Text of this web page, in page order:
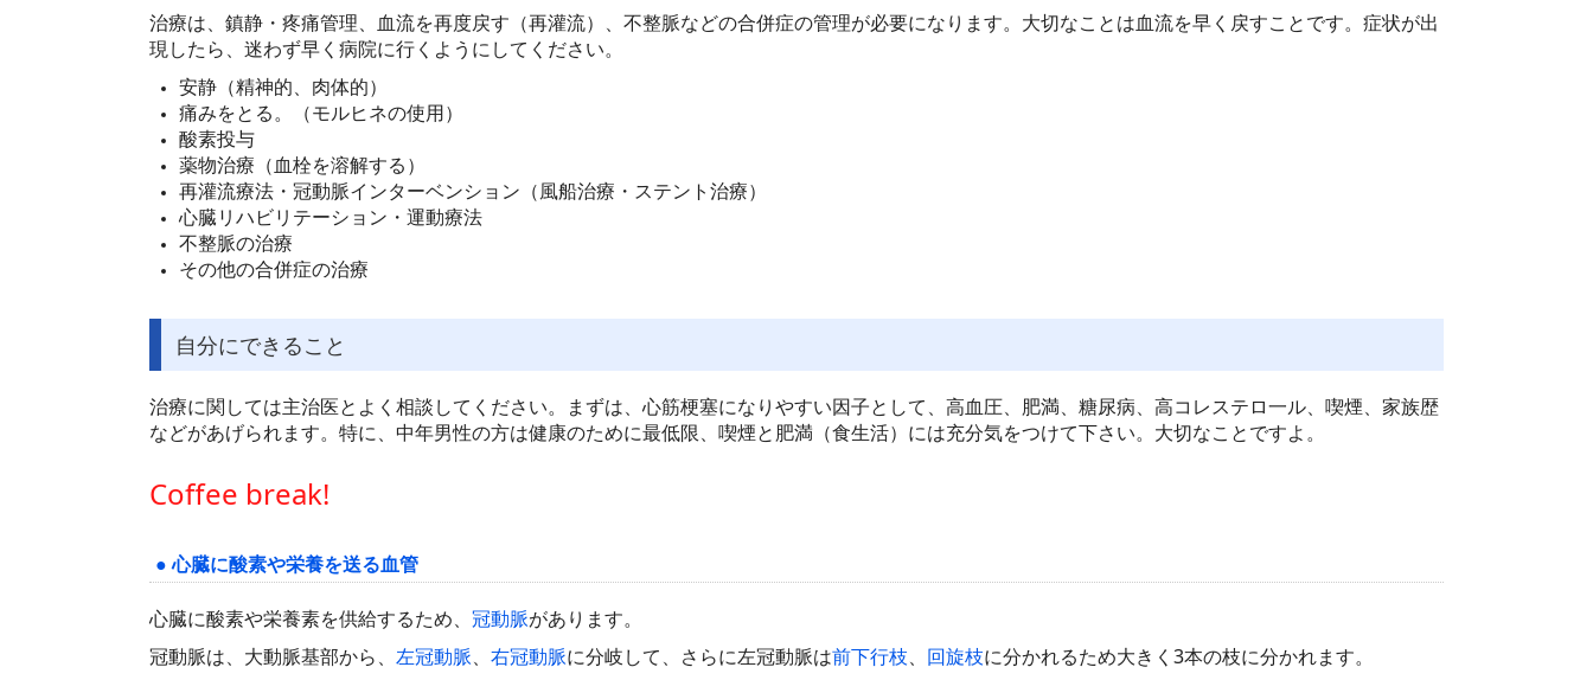
治療は、鎮静・疼痛管理、血流を再度戻す（再灌流）、不整脈などの合併症の管理が必要になります。大切なことは血流を早く戻すことです。症状が出
現したら、迷わず早く病院に行くようにしてください。
安静（精神的、肉体的）
痛みをとる。（モルヒネの使用）
酸素投与
薬物治療（血栓を溶解する）
再灌流療法・冠動脈インターベンション（風船治療・ステント治療）
心臓リハビリテーション・運動療法
不整脈の治療
その他の合併症の治療
自分にできること
治療に関しては主治医とよく相談してください。まずは、心筋梗塞になりやすい因子として、高血圧、肥満、糖尿病、高コレステロ一ル、喫煙、家族歴
などがあげられます。特に、中年男性の方は健康のために最低限、喫煙と肥満（食生活）には充分気をつけて下さい。大切なことですよ。
Coffee break!
● 心臓に酸素や栄養を送る血管
心臓に酸素や栄養素を供給するため、 冠動脈があります。
冠動脈は、大動脈基部から、 左冠動脈、 右冠動脈に分岐して、さらに左冠動脈は前下行枝、 回旋枝に分かれるため大きく3本の枝に分かれます。